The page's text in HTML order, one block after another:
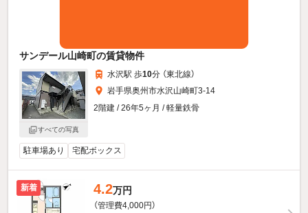
サンデール山崎町の賃貸物件
すべての写真
水沢駅 歩10分 （東北線）
岩手県奥州市水沢山崎町3-14
2階建 / 26年5ヶ月 / 軽量鉄骨
駐車場あり 宅配ボックス
新着 4.2万円
（管理費4,000円）